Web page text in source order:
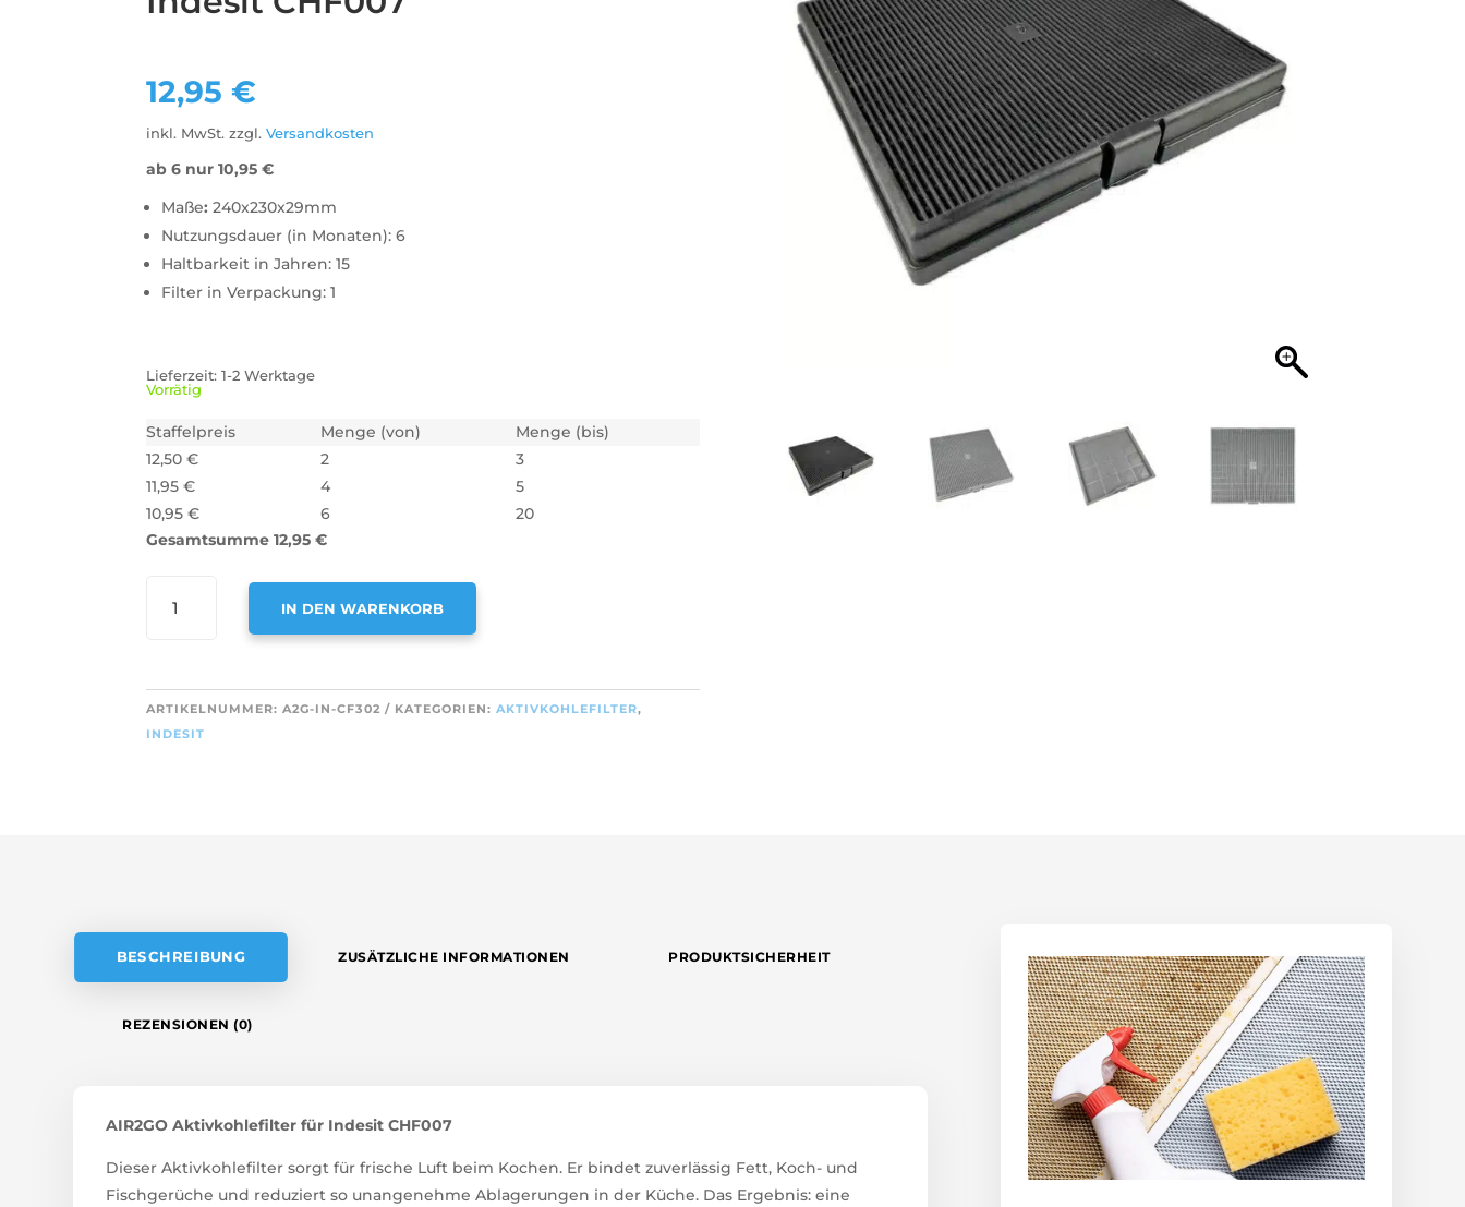
12,95€
inkl. MwSt. zzgl.Versandkosten
ab 6 nur10,95€
Maße: 240x230x29mm
Nutzungsdauer (in Monaten): 6
Haltbarkeit in Jahren: 15
Filter in Verpackung: 1
Lieferzeit:1-2 Werktage
Vorrätig
Staffelpreis Menge (von)
Menge (bis)
12,50€ 2
3
11,95€ 4
5
10,95€ 6
20
Gesamtsumme 12,95€
AKTIVKOHLEFILTER
CHF007
MENGE
IN DEN WARENKORB
T
E
ARTIKELNUMMER:A2G-IN-CF302 KATEGORIEN:AKTIVKOHLEFILTER,
INDESIT
BESCHREIBUNG ZUSÄTZLICHE INFORMATIONEN PRODUKTSICHERHEIT
REZENSIONEN (0)
AIR2GO Aktivkohlefilter für Indesit CHF007
Dieser Aktivkohlefilter sorgt für frische Luft beim Kochen. Er bindet zuverlässig Fett, Koch- und
Fischgerüche und reduziert so unangenehme Ablagerungen in der Küche. Das Ergebnis: eine